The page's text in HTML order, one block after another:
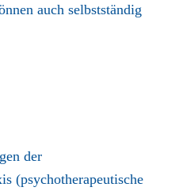
auch selbstständig
der
(psychotherapeutische